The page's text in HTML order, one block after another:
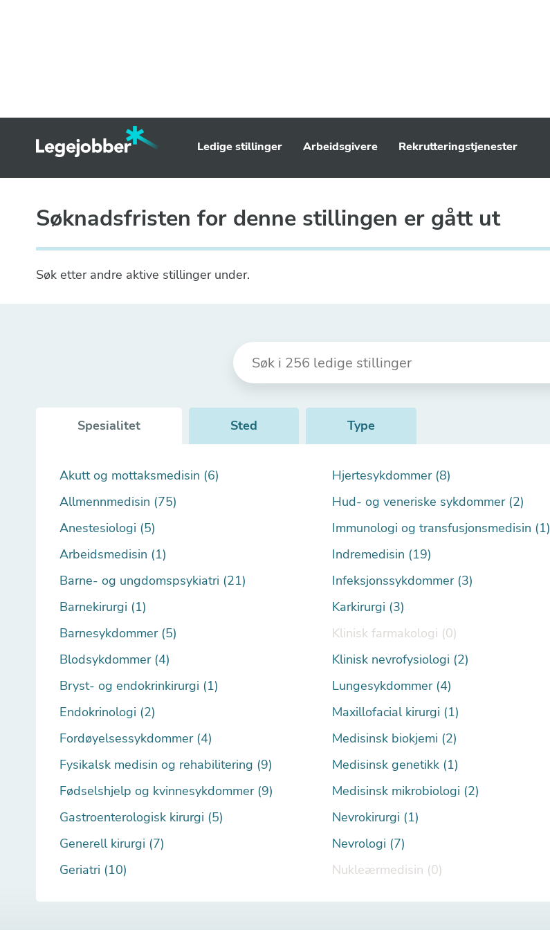
Ledige stillinger Arbeidsgivere Rekrutteringstjenester
Søknadsfristen for denne stillingen er gått ut
Søk etter andre aktive stillinger under.
Spesialitet Sted Type
Akutt og mottaksmedisin (6)
Allmennmedisin (75)
Anestesiologi (5)
Arbeidsmedisin (1)
Barne- og ungdomspsykiatri (21)
Barnekirurgi (1)
Barnesykdommer (5)
Blodsykdommer (4)
Bryst- og endokrinkirurgi (1)
Endokrinologi (2)
Fordøyelsessykdommer (4)
Fysikalsk medisin og rehabilitering (9)
Fødselshjelp og kvinnesykdommer (9)
Gastroenterologisk kirurgi (5)
Generell kirurgi (7)
Geriatri (10)
Hjertesykdommer (8)
Hud- og veneriske sykdommer (2)
Immunologi og transfusjonsmedisin (1)
Indremedisin (19)
Infeksjonssykdommer (3)
Karkirurgi (3)
Klinisk farmakologi (0)
Klinisk nevrofysiologi (2)
Lungesykdommer (4)
Maxillofacial kirurgi (1)
Medisinsk biokjemi (2)
Medisinsk genetikk (1)
Medisinsk mikrobiologi (2)
Nevrokirurgi (1)
Nevrologi (7)
Nukleærmedisin (0)